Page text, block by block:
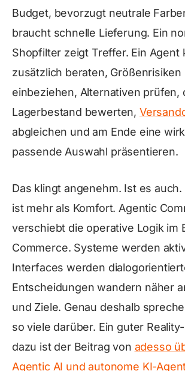
Budget, bevorzugt neutrale
braucht schnelle Lieferung. Ein
Shopfilter zeigt Treffer. Ein Agent
zusätzlich beraten, Größenrisiken
einbeziehen, Alternativen prüfen,
Lagerbestand bewerten,
abgleichen und am Ende eine
passende Auswahl präsentieren.
Das klingt angenehm. Ist es auch.
ist mehr als Komfort. Agentic
verschiebt die operative Logik im
Commerce. Systeme werden
Interfaces werden
Entscheidungen wandern näher
und Ziele. Genau deshalb
so viele darüber. Ein guter
dazu ist der Beitrag von adesso
Agentic AI und autonome KI-